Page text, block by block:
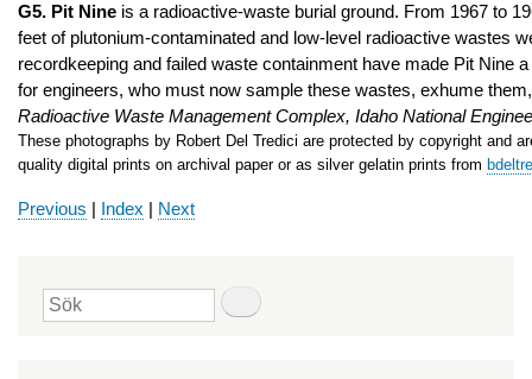
G5. Pit Nine is a radioactive-waste burial ground. From 1967 to
feet of plutonium-contaminated and low-level radioactive wastes
recordkeeping and failed waste containment have made Pit Nine
for engineers, who must now sample these wastes, exhume
Radioactive Waste Management Complex, Idaho National
These photographs by Robert Del Tredici are protected by copyright and
quality digital prints on archival paper or as silver gelatin prints from
Previous | Index | Next
Sök